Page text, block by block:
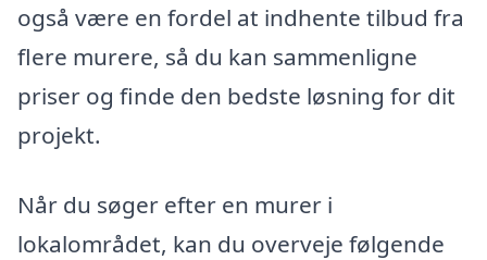
også være en fordel at indhente tilbud fra
flere murere, så du kan sammenligne
priser og finde den bedste løsning for dit
projekt.
Når du søger efter en murer i
lokalområdet, kan du overveje følgende